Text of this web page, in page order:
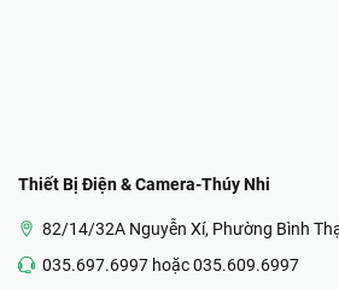
Thiết Bị Điện & Camera-Thúy Nhi
82/14/32A Nguyễn Xí, Phường Bình
035.697.6997 hoặc 035.609.6997